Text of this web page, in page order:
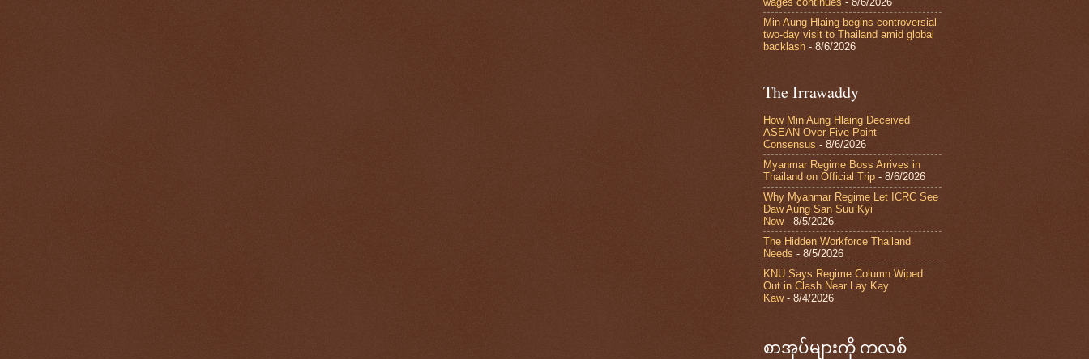
Min Aung Hlaing begins controversial
two-day visit to Thailand amid global
backlash - 8/6/2026
The Irrawaddy
How Min Aung Hlaing Deceived
ASEAN Over Five Point
Consensus - 8/6/2026
Myanmar Regime Boss Arrives in
Thailand on Official Trip - 8/6/2026
Why Myanmar Regime Let ICRC See
Daw Aung San Suu Kyi
Now- 8/5/2026
The Hidden Workforce Thailand
Needs - 8/5/2026
KNU Says Regime Column Wiped
Out in Clash Near Lay Kay
Kaw- 8/4/2026
စာအုပ်များကို ကလစ်